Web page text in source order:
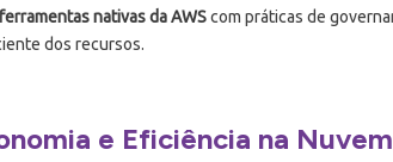
ferramentas nativas da AWScom práticas de
dos recursos.
e Eficiência na